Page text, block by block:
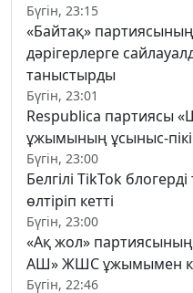
Бүгін, 23:15
«Байтақ»
дәрігерлерге
таныстырды
Бүгін, 23:01
Respublica партиясы
ұжымының ұсыныс-
Бүгін, 23:00
Белгілі TikTok
өлтіріп кетті
Бүгін, 23:00
«Ақ жол»
АШ» ЖШС ұжымымен
Бүгін, 22:46